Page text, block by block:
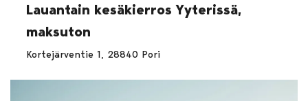
Lauantain kesäkierros Yyterissä,
maksuton
Kortejärventie 1, 28840 Pori